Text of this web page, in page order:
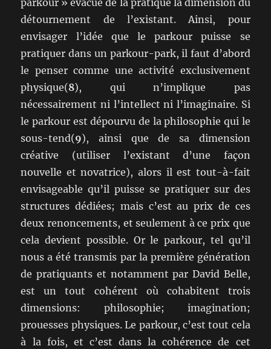
parkour » évacue de la pratique la dimension du
détournement de l’existant. Ainsi, pour
envisager l’idée que le parkour puisse se
pratiquer dans un parkour-park, il faut d’abord
le penser comme une activité exclusivement
physique(8), qui n’implique pas
nécessairement ni l’intellect ni l’imaginaire. Si
le parkour est dépourvu de la philosophie qui le
sous-tend(9), ainsi que de sa dimension
créative (utiliser l’existant d’une façon
nouvelle et novatrice), alors il est tout-à-fait
envisageable qu’il puisse se pratiquer sur des
structures dédiées; mais c’est au prix de ces
deux renoncements, et seulement à ce prix que
cela devient possible. Or le parkour, tel qu’il
nous a été transmis par la première génération
de pratiquants et notamment par David Belle,
est un tout cohérent où cohabitent trois
dimensions: philosophie; imagination;
prouesses physiques. Le parkour, c’est tout cela
à la fois, et c’est dans la cohérence de cet